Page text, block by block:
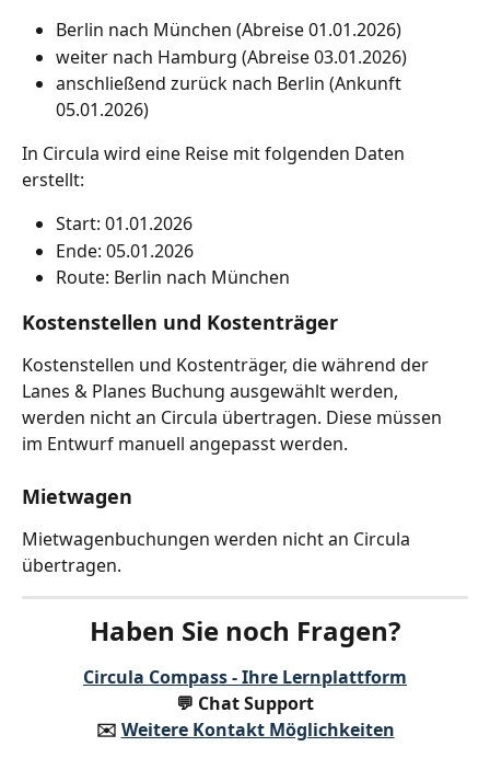
Berlin nach München (Abreise 01.01.2026)
weiter nach Hamburg (Abreise 03.01.2026)
anschließend zurück nach Berlin (Ankunft
05.01.2026)
In Circula wird eine Reise mit folgenden Daten
erstellt:
Start: 01.01.2026
Ende: 05.01.2026
Route: Berlin nach München
Kostenstellen und Kostenträger
Kostenstellen und Kostenträger, die während der
Lanes & Planes Buchung ausgewählt werden,
werden nicht an Circula übertragen. Diese müssen
im Entwurf manuell angepasst werden.
Mietwagen
Mietwagenbuchungen werden nicht an Circula
übertragen.
Haben Sie noch Fragen?
Circula Compass - Ihre Lernplattform
💬 Chat Support
✉️️ Weitere Kontakt Möglichkeiten